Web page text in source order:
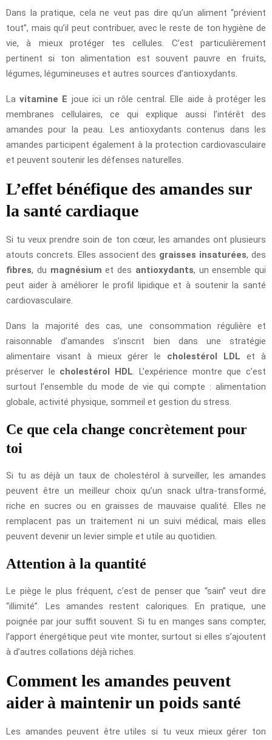
Dans la pratique, cela ne veut pas dire qu’un aliment “prévient
tout”, mais qu’il peut contribuer, avec le reste de ton hygiène de
vie, à mieux protéger tes cellules. C’est particulièrement
pertinent si ton alimentation est souvent pauvre en fruits,
légumes, légumineuses et autres sources d’antioxydants.
Lavitamine E joue ici un rôle central. Elle aide à protéger les
membranes cellulaires, ce qui explique aussi l’intérêt des
amandes pour la peau. Les antioxydants contenus dans les
amandes participent également à la protection cardiovasculaire
et peuvent soutenir les défenses naturelles.
L’effet bénéfique des amandes sur
la santé cardiaque
Si tu veux prendre soin de ton cœur, les amandes ont plusieurs
atouts concrets. Elles associent des graisses insaturées, des
fibres, du magnésium et des antioxydants, un ensemble qui
peut aider à améliorer le profil lipidique et à soutenir la santé
cardiovasculaire.
Dans la majorité des cas, une consommation régulière et
raisonnable d’amandes s’inscrit bien dans une stratégie
alimentaire visant à mieux gérer le cholestérol LDL et à
préserver le cholestérol HDL . L’expérience montre que c’est
surtout l’ensemble du mode de vie qui compte : alimentation
globale, activité physique, sommeil et gestion du stress.
Ce que cela change concrètement pour
toi
Si tu as déjà un taux de cholestérol à surveiller, les amandes
peuvent être un meilleur choix qu’un snack ultra-transformé,
riche en sucres ou en graisses de mauvaise qualité. Elles ne
remplacent pas un traitement ni un suivi médical, mais elles
peuvent devenir un levier simple et utile au quotidien.
Attention à la quantité
Le piège le plus fréquent, c’est de penser que “sain” veut dire
“illimité”. Les amandes restent caloriques. En pratique, une
poignée par jour suffit souvent. Si tu en manges sans compter,
l’apport énergétique peut vite monter, surtout si elles s’ajoutent
à d’autres collations déjà riches.
Comment les amandes peuvent
aider à maintenir un poids santé
Les amandes peuvent être utiles si tu veux mieux gérer ton